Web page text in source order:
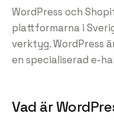
WordPress och
plattformarna i
verktyg. WordPress
en specialiserad e-
Vad är